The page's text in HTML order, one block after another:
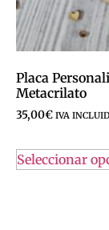
Placa
Metacrilato
35,00€ IVA
Seleccionar